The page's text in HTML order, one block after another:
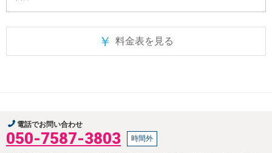
￥ 料金表を見る
電話でお問い合わせ
050-7587-3803 時間外